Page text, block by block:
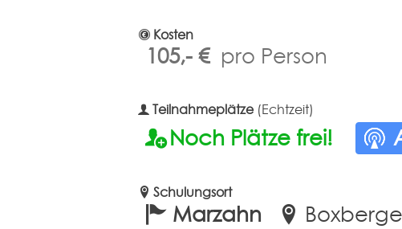
Kosten
105,- €pro Person
Teilnahmeplätze(Echtzeit)
Noch Plätze frei!
Schulungsort
Marzahn